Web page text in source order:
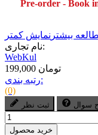
Pre-order - Book
بیشتر نمایش کمتر
نام تجاری:
WebKul
199,000 تومان
رتبه بندی:
(0)
ثبت نظر سوال
خرید محصول